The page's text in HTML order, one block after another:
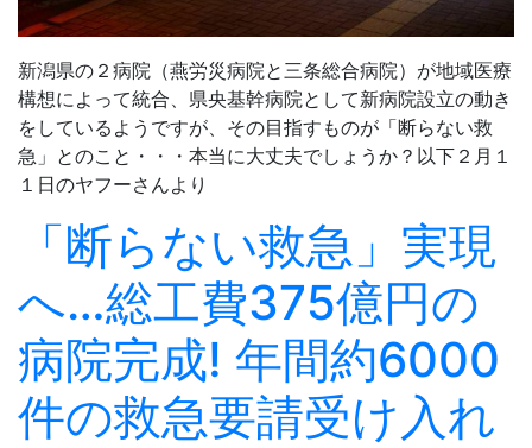
新潟県の２病院（燕労災病院と三条総合病院）が地域医療
構想によって統合、県央基幹病院として新病院設立の動き
をしているようですが、その目指すものが「断らない救
急」とのこと・・・本当に大丈夫でしょうか？以下２月１
１日のヤフーさんより
「断らない救急」実現
へ…総工費375億円の
病院完成! 年間約6000
件の救急要請受け入れ